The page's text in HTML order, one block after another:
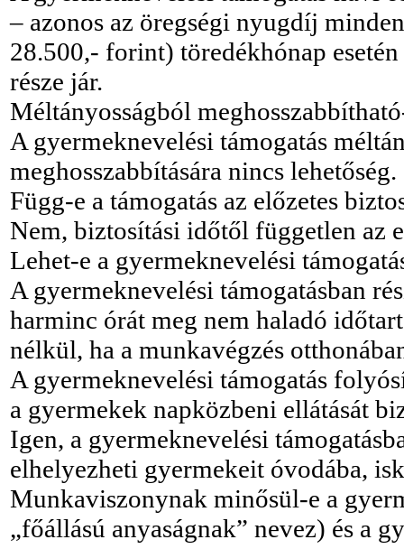
– azonos az öregségi nyugdíj
28.500,- forint) töredékhónap
része jár.
Méltányosságból
A gyermeknevelési támogatás
meghosszabbítására nincs lehetőség.
Függ-e a támogatás az előzetes
Nem, biztosítási időtől független az
Lehet-e a gyermeknevelési
A gyermeknevelési támogatásban
harminc órát meg nem haladó
nélkül, ha a munkavégzés
A gyermeknevelési támogatás
a gyermekek napközbeni ellátását
Igen, a gyermeknevelési
elhelyezheti gyermekeit óvodába,
Munkaviszonynak minősül-e a
„főállású anyaságnak” nevez) és a